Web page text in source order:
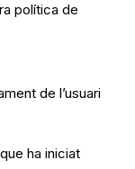
política de
de l’usuari
ha iniciat